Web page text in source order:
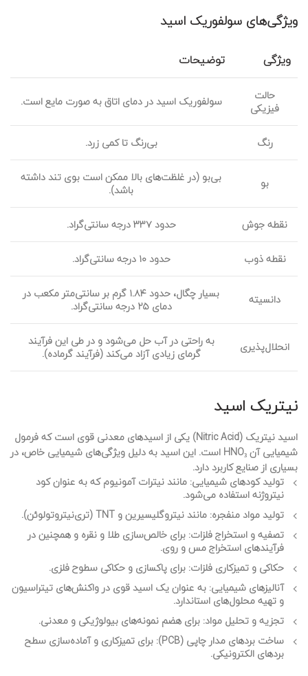
ویژگی‌های سولفوریک اسید
ویژگی توضیحات
حالت
فیزیکی سولفوریک اسید در دمای اتاق به صورت مایع است.
رنگ بی‌رنگ تا کمی زرد.
بو بی‌بو (در غلظت‌های بالا ممکن است بوی تند داشته
باشد).
نقطه جوش
حدود ۳۳۷ درجه سانتی‌گراد.
نقطه ذوب
حدود ۱۰ درجه سانتی‌گراد.
دانسیته بسیار چگال، حدود ۱.۸۴ گرم بر سانتی‌متر مکعب در
دمای ۲۵ درجه سانتی‌گراد.
انحلال‌پذیری به راحتی در آب حل می‌شود و در طی این فرآیند
گرمای زیادی آزاد می‌کند (فرآیند گرماده).
نیتریک اسید
اسید نیتریک (Nitric Acid) یکی از اسیدهای معدنی قوی است که فرمول
شیمیایی آن HNO₃ است. این اسید به دلیل ویژگی‌های شیمیایی خاص، در
بسیاری از صنایع کاربرد دارد.
تولید کودهای شیمیایی: مانند نیترات آمونیوم که به عنوان کود
نیتروژنه استفاده می‌شود.
تولید مواد منفجره: مانند نیتروگلیسیرین و TNT (تری‌نیتروتولوئن).
تصفیه و استخراج فلزات: برای خالص‌سازی طلا و نقره و همچنین در
فرآیندهای استخراج مس و روی.
حکاکی و تمیزکاری فلزات: برای پاکسازی و حکاکی سطوح فلزی.
آنالیزهای شیمیایی: به عنوان یک اسید قوی در واکنش‌های تیتراسیون
و تهیه محلول‌های استاندارد.
تجزیه و تحلیل مواد: برای هضم نمونه‌های بیولوژیکی و معدنی.
ساخت بردهای مدار چاپی (PCB)
: برای تمیزکاری و آماده‌سازی سطح
بردهای الکترونیکی.